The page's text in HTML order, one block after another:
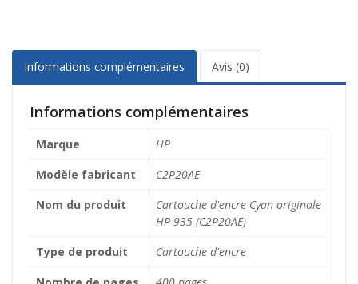
Informations complémentaires Avis (0)
Informations complémentaires
Marque
HP
Modèle fabricant
C2P20AE
Nom du produit
Cartouche d'encre Cyan originale
HP 935 (C2P20AE)
Type de produit
Cartouche d'encre